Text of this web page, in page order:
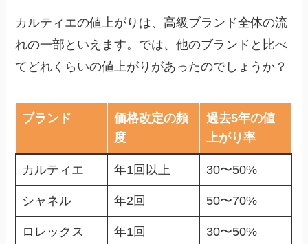
カルティエの値上がりは、高級ブランド全体の流
れの一部といえます。では、他のブランドと比べ
てどれくらいの値上がりがあったのでしょうか？
ブランド
価格改定の頻
度
過去5年の値
上がり率
カルティエ 年1回以上 30〜50%
シャネル 年2回 50〜70%
ロレックス 年1回 30〜50%